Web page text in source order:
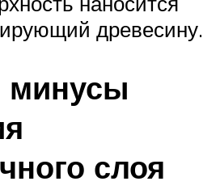
древесину.
слоя